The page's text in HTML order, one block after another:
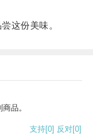
这份美味。
品。
支持[0] 反对[0]